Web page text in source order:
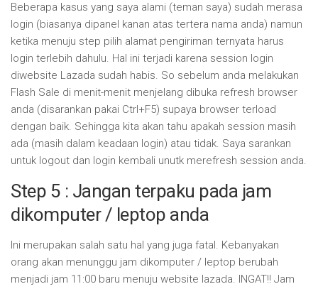
Beberapa kasus yang saya alami (teman saya) sudah merasa
login (biasanya dipanel kanan atas tertera nama anda) namun
ketika menuju step pilih alamat pengiriman ternyata harus
login terlebih dahulu. Hal ini terjadi karena session login
diwebsite Lazada sudah habis. So sebelum anda melakukan
Flash Sale di menit-menit menjelang dibuka refresh browser
anda (disarankan pakai Ctrl+F5) supaya browser terload
dengan baik. Sehingga kita akan tahu apakah session masih
ada (masih dalam keadaan login) atau tidak. Saya sarankan
untuk logout dan login kembali unutk merefresh session anda.
Step 5 : Jangan terpaku pada jam
dikomputer / leptop anda
Ini merupakan salah satu hal yang juga fatal. Kebanyakan
orang akan menunggu jam dikomputer / leptop berubah
menjadi jam 11:00 baru menuju website lazada. INGAT!! Jam